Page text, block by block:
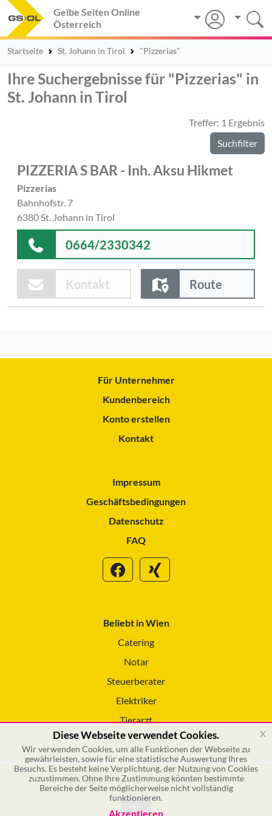
Gelbe Seiten Online
Österreich
Startseite St. Johann in Tirol "Pizzerias"
Ihre Suchergebnisse für "Pizzerias" in
St. Johann in Tirol
Treffer: 1 Ergebnis
Suchfilter
PIZZERIA S BAR - Inh. Aksu Hikmet
Pizzerias
Bahnhofstr. 7
6380 St. Johann in Tirol
0664/2330342
Kontakt Route
Für Unternehmer
Kundenbereich
Konto erstellen
Kontakt
Impressum
Geschäftsbedingungen
Datenschutz
FAQ
Beliebt in Wien
Catering
Notar
Steuerberater
Elektriker
Tierarzt
Reinigungsservice
© 2026 GSOL – Online Marketing GmbH
Diese Webseite verwendet Cookies.
Wir verwenden Cookies, um alle Funktionen der Webseite zu
gewährleisten, sowie für eine statistische Auswertung Ihres
Besuchs. Es besteht keine Verplichtung, der Nutzung von Cookies
zuzustimmen. Ohne Ihre Zustimmung könnten bestimmte
Bereiche der Seite möglicherweise nicht vollständig
funktionieren.
Akzeptieren
x